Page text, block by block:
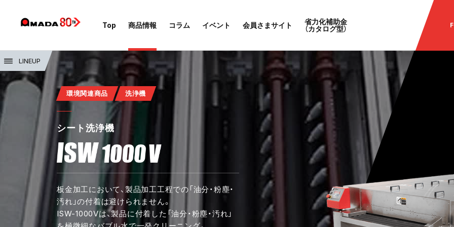
Top 商品情報 コラム イベント 会員さまサイト
省力化補助金
（カタログ型）
LINEUP
環境関連商品 洗浄機
シート洗浄機
板金加工において、製品加工工程での「油分・粉塵・
汚れ」の付着は避けられません。
ISW-1000Vは、製品に付着した「油分・粉塵・汚れ」